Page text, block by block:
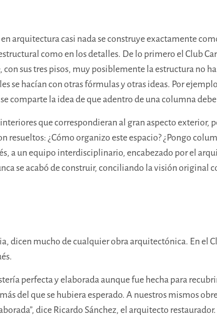
arquitectura casi nada se construye exactamente
como en los detalles. De lo primero el Club
sus tres pisos, muy posiblemente la estructura no
se hacían con otras fórmulas y otras ideas. Por
comparte la idea de que adentro de una columna
que correspondieran al gran aspecto exterior,
resueltos: ¿Cómo organizo este espacio? ¿Pongo
a un equipo interdisciplinario, encabezado por el
se acabó de construir, conciliando la visión original
dicen mucho de cualquier obra arquitectónica. En el
perfecta y elaborada aunque fue hecha para
del que se hubiera esperado. A nuestros mismos
dice Ricardo Sánchez, el arquitecto restaurador.